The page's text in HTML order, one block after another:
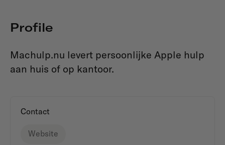
Profile
Machulp.nu levert persoonlijke Apple hulp
aan huis of op kantoor.
Contact
Website